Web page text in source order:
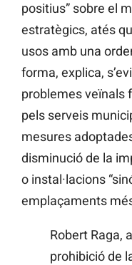
positius” sobre el
estratègics, atés
usos amb una
forma, explica,
problemes veïnals
pels serveis
mesures
disminució de la
o instal·lacions
emplaçaments
Robert Raga,
prohibició de